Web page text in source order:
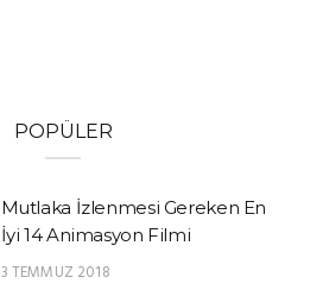
POPÜLER
Mutlaka İzlenmesi Gereken En
İyi 14 Animasyon Filmi
3 TEMMUZ 2018